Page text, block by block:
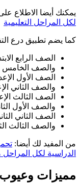
يمكنك أيضا الاطلاع
لكل المراحل التعليمية
كما يضم تطبيق درع
الصف الرابع
والصف الخامس
الصف الأول
والصف الثاني
الصف الثالث
والصف الأول
الصف الثاني
والصف الثالث
من المفيد لك أيضا:
الدراسية لكل المراحل
مميزات وعيوب